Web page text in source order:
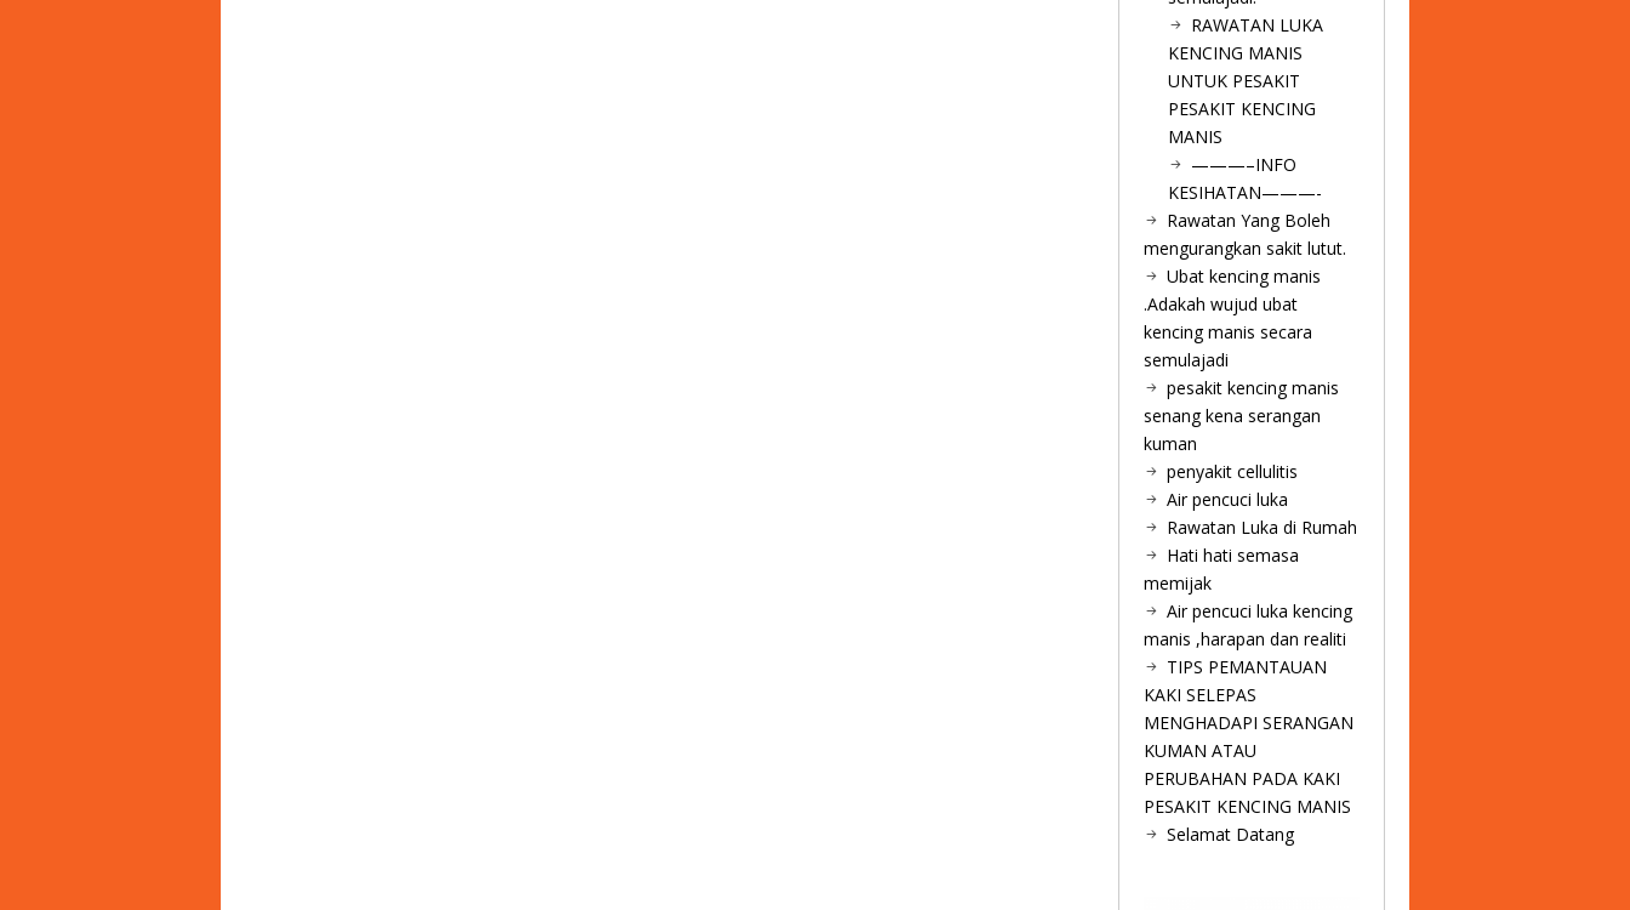
RAWATAN LUKA
KENCING MANIS
UNTUK PESAKIT
PESAKIT KENCING
MANIS
———–INFO
KESIHATAN———-
Rawatan Yang Boleh
mengurangkan sakit lutut.
Ubat kencing manis
.Adakah wujud ubat
kencing manis secara
semulajadi
pesakit kencing manis
senang kena serangan
kuman
penyakit cellulitis
Air pencuci luka
Rawatan Luka di Rumah
Hati hati semasa
memijak
Air pencuci luka kencing
manis ,harapan dan realiti
TIPS PEMANTAUAN
KAKI SELEPAS
MENGHADAPI SERANGAN
KUMAN ATAU
PERUBAHAN PADA KAKI
PESAKIT KENCING MANIS
Selamat Datang